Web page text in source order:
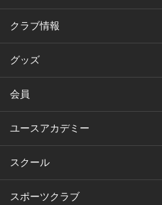
クラブ情報
グッズ
会員
ユースアカデミー
スクール
スポーツクラブ